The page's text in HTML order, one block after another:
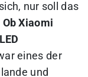
nur soll das
Ob Xiaomi
eines der
und